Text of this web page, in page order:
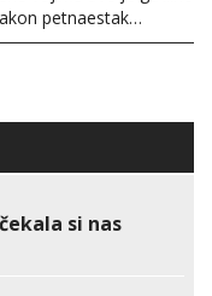
petnaestak…
si nas